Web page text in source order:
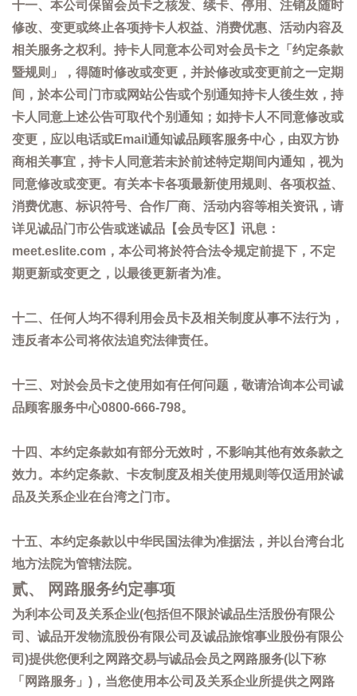
十一、本公司保留会员卡之核发、续卡、停用、注销及随时
修改、变更或终止各项持卡人权益、消费优惠、活动内容及
相关服务之权利。持卡人同意本公司对会员卡之「约定条款
暨规则」，得随时修改或变更，并於修改或变更前之一定期
间，於本公司门市或网站公告或个别通知持卡人後生效，持
卡人同意上述公告可取代个别通知；如持卡人不同意修改或
变更，应以电话或Email通知诚品顾客服务中心，由双方协
商相关事宜，持卡人同意若未於前述特定期间内通知，视为
同意修改或变更。有关本卡各项最新使用规则、各项权益、
消费优惠、标识符号、合作厂商、活动内容等相关资讯，请
详见诚品门市公告或迷诚品【会员专区】讯息：
meet.eslite.com，本公司将於符合法令规定前提下，不定
期更新或变更之，以最後更新者为准。
十二、任何人均不得利用会员卡及相关制度从事不法行为，
违反者本公司将依法追究法律责任。
十三、对於会员卡之使用如有任何问题，敬请洽询本公司诚
品顾客服务中心0800-666-798。
十四、本约定条款如有部分无效时，不影响其他有效条款之
效力。本约定条款、卡友制度及相关使用规则等仅适用於诚
品及关系企业在台湾之门市。
十五、本约定条款以中华民国法律为准据法，并以台湾台北
地方法院为管辖法院。
贰、 网路服务约定事项
为利本公司及关系企业(包括但不限於诚品生活股份有限公
司、诚品开发物流股份有限公司及诚品旅馆事业股份有限公
司)提供您便利之网路交易与诚品会员之网路服务(以下称
「网路服务」)，当您使用本公司及关系企业所提供之网路